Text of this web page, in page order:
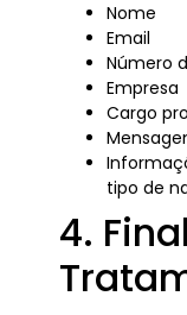
Nome
Email
Número
Empresa
Cargo
tipo de
4.